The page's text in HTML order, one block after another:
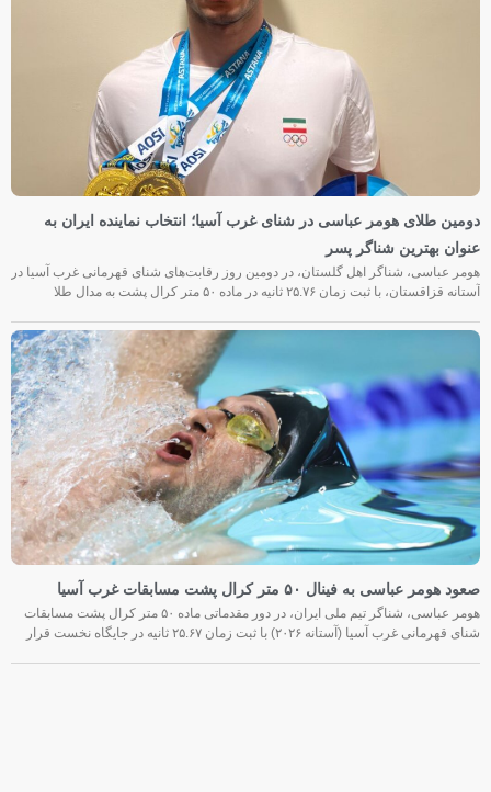
دومین طلای هومر عباسی در شنای غرب آسیا؛ انتخاب نماینده ایران به
عنوان بهترین شناگر پسر
هومر عباسی، شناگر اهل گلستان، در دومین روز رقابت‌های شنای قهرمانی غرب آسیا در
آستانه قزاقستان، با ثبت زمان ۲۵.۷۶ ثانیه در ماده ۵۰ متر کرال پشت به مدال طلا
صعود هومر عباسی به فینال ۵۰ متر کرال پشت مسابقات غرب آسیا
هومر عباسی، شناگر تیم ملی ایران، در دور مقدماتی ماده ۵۰ متر کرال پشت مسابقات
شنای قهرمانی غرب آسیا (آستانه ۲۰۲۶) با ثبت زمان ۲۵.۶۷ ثانیه در جایگاه نخست قرار